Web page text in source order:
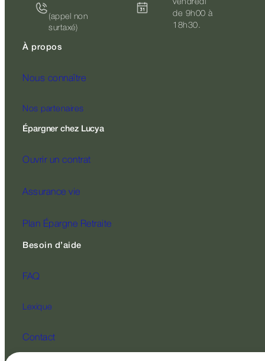
(appel non
surtaxé)
vendredi
de 9h00 à
18h30.
À propos
Nous connaître
Nos partenaires
Épargner chez Lucya
Ouvrir un contrat
Assurance vie
Plan Épargne Retraite
Besoin d’aide
FAQ
Lexique
Contact